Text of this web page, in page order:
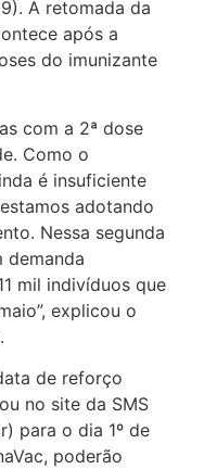
A retomada da
após a
do imunizante
com a 2ª dose
Como o
é insuficiente
adotando
Nessa segunda
demanda
mil indivíduos que
explicou o
de reforço
no site da SMS
para o dia 1º de
poderão